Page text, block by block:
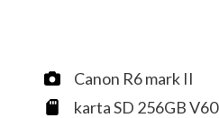
Canon R6 mark II
karta SD 256GB V60